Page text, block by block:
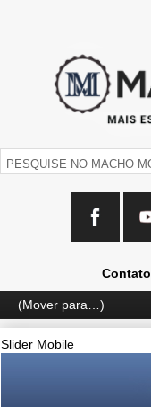
Contato
Slider Mobile